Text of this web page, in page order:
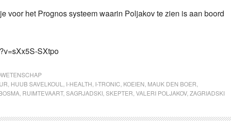
voor het Prognos systeem waarin Poljakov te zien is aan boord
SXtpo
HUUB SAVELKOUL I-HEALTH I-TRONIC KOEIEN MAUK DEN BOER
RUIMTEVAART, SAGRJADSKI SKEPTER VALERI POLJAKOV, ZAGRIADSKI